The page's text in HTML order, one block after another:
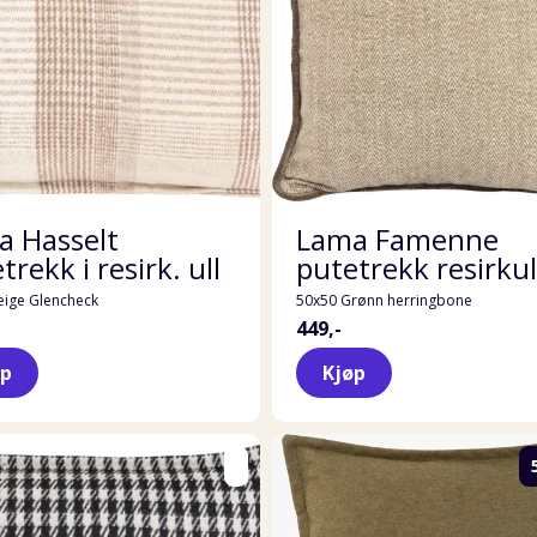
Hasselt
i resirk. ull
Glencheck
Lama Famenne
putetrekk
50x50 Grønn herringbone
449,-
Kjøp